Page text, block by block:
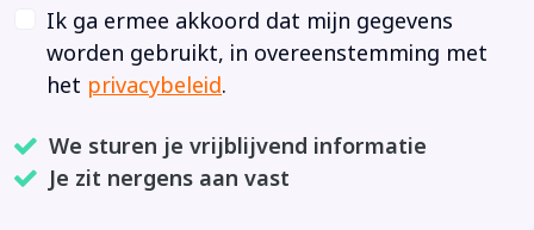
Ik ga ermee akkoord dat mijn gegevens
worden gebruikt, in overeenstemming met
het privacybeleid.
We sturen je vrijblijvend informatie
Je zit nergens aan vast